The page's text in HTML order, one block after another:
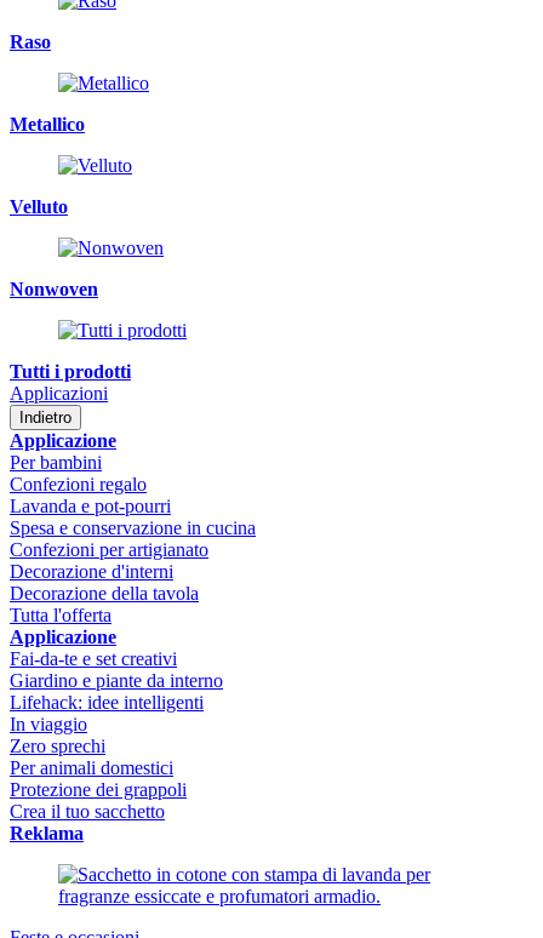
Raso
Metallico
Velluto
Nonwoven
Tutti i prodotti
Applicazioni
Indietro
Applicazione
Per bambini
Confezioni regalo
Lavanda e pot-pourri
Spesa e conservazione in cucina
Confezioni per artigianato
Decorazione d'interni
Decorazione della tavola
Tutta l'offerta
Applicazione
Fai-da-te e set creativi
Giardino e piante da interno
Lifehack: idee intelligenti
In viaggio
Zero sprechi
Per animali domestici
Protezione dei grappoli
Crea il tuo sacchetto
Reklama